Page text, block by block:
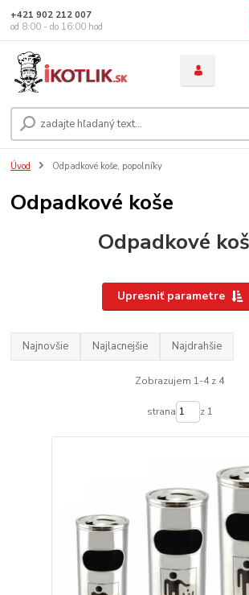
+421 902 212 007
od 8:00 - do 16:00 hod
Úvod Odpadkové koše, popolníky
Odpadkové koše
Odpadkové
Upresniť parametre
Najnovšie Najlacnejšie Najdrahšie
Zobrazujem 1-4 z 4
strana z 1